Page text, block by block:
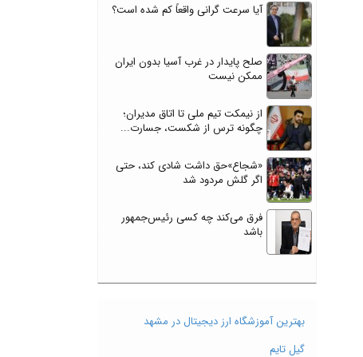
آیا سرعت گرانی واقعاً کم شده است؟
صلح پایدار در غرب آسیا بدون ایران
ممکن نیست
از نیمکت تیم ملی تا اتاق مدیران؛
چگونه ترس از شکست، جسارت...
«شجاع»حق داشت شادی کند، حتی
اگر گلش مردود شد
فرق می‌کند چه کسی رئیس‌جمهور
باشد
بهترین آموزشگاه ارز دیجیتال در مشهد
گیل تایم